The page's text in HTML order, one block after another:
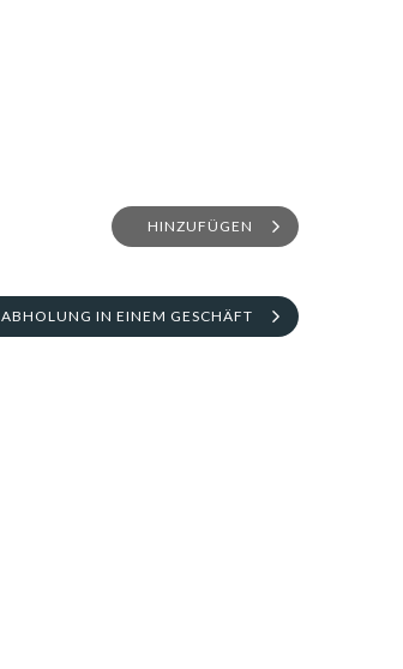
HINZUFÜGEN
ABHOLUNG IN EINEM GESCHÄFT